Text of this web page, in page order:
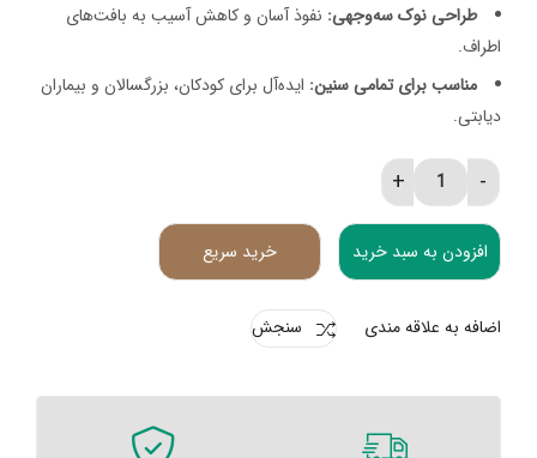
طراحی نوک سه‌وجهی: نفوذ آسان و کاهش آسیب به بافت‌های
اطراف.
مناسب برای تمامی سنین: ایده‌آل برای کودکان، بزرگسالان و بیماران
دیابتی.
سر سوزن قلم انسولین سانگ شیم سلوشن 5 میلیمتر quantity
افزودن به سبد خرید خرید سریع
اضافه به علاقه مندی سنجش